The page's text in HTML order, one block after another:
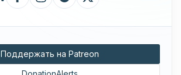
Поддержать на Patreon